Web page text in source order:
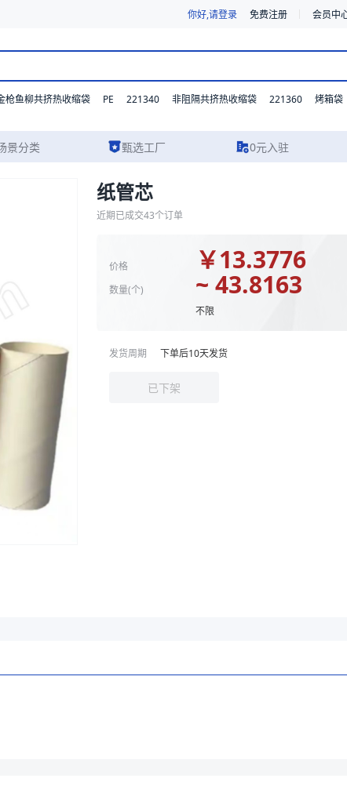
你好,请登录 免费注册 会员中
枪鱼柳共挤热收缩袋 PE 221340 非阻隔共挤热收缩袋 221360 烤箱袋
景分类 甄选工厂 0元入驻
们支持材质、型号与功能的灵活定制，并提供从方案设计到成品
430、230
纸管芯
近期已成交43个订单
价格
数量(个)
￥13.3776
~ 43.8163
不限
发货周期 下单后10天发货
已下架